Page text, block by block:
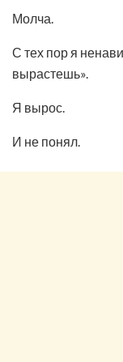
Молча.
С тех пор я
вырастешь».
Я вырос.
И не понял.